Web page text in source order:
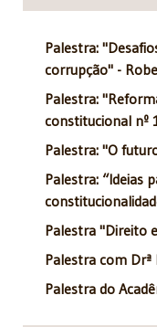
Palestra:
corrupção" -
Palestra:
constitucional nº
Palestra: "O
Palestra: “Ideias
Palestra "Direito
Palestra com Drª
Palestra do